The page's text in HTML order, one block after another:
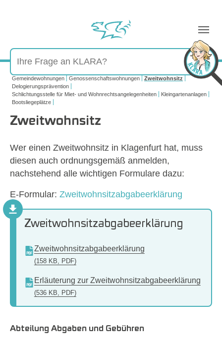
Sie sind hier:
Gemeindewohnungen Genossenschaftswohnungen
Zweitwohnsitz
Delogierungsprävention
Schlichtungsstelle für Miet- und Wohnrechtsangelegenheiten
Kleingartenanlagen
Bootsliegeplätze
Zweitwohnsitz
Wer einen Zweitwohnsitz in Klagenfurt hat, muss
diesen auch ordnungsgemäß anmelden,
nachstehend alle wichtigen Formulare dazu:
E-Formular: Zweitwohnsitzabgabeerklärung
Zweitwohnsitzabgabeerklärung
Zweitwohnsitzabgabeerklärung
(158 KB, PDF)
Erläuterung zur Zweitwohnsitzabgabeerklärung
(536 KB, PDF)
Abteilung Abgaben und Gebühren